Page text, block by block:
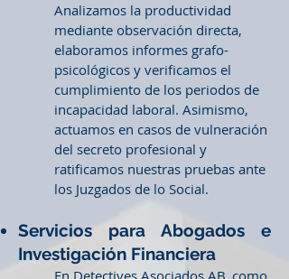
Analizamos la productividad
mediante observación directa,
elaboramos informes grafo-
psicológicos y verificamos el
cumplimiento de los periodos de
incapacidad laboral. Asimismo,
actuamos en casos de vulneración
del secreto profesional y
ratificamos nuestras pruebas ante
los Juzgados de lo Social.
Servicios para Abogados e
Investigación Financiera
En Detectives Asociados AB, como